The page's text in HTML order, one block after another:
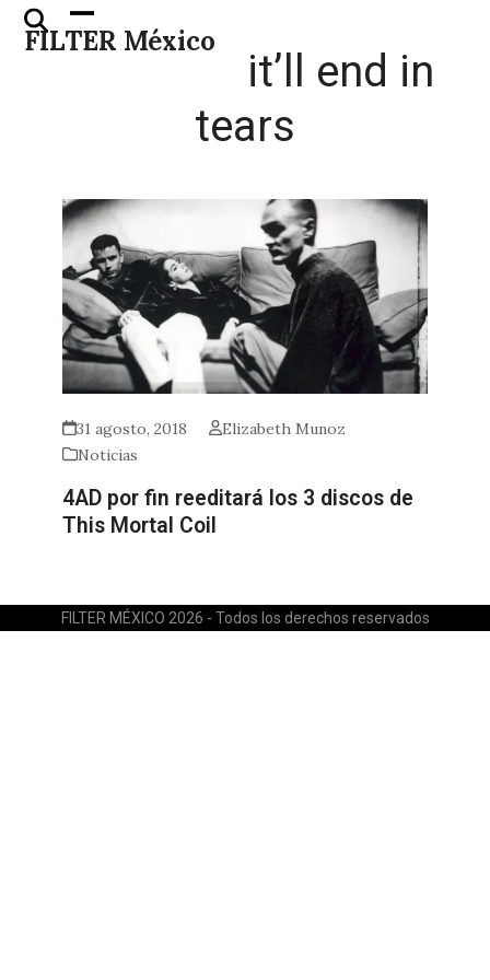
Skip
FILTER México
Open
mobile
Close
mobile
it’ll end in
tears
31 agosto, 2018
Elizabeth Munoz
Noticias
4AD por fin reeditará los 3 discos de
This Mortal Coil
FILTER MÉXICO 2026 - Todos los derechos reservados